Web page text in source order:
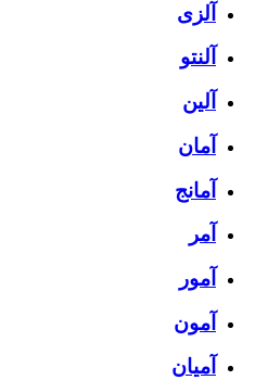
آلزی
آلنتو
آلین
آمان
آمانج
آمر
آمور
آمون
آمیان